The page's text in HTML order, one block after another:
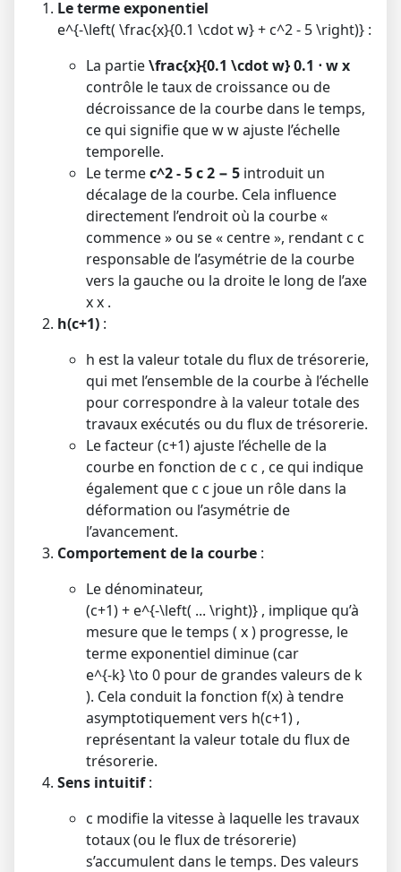
Le terme exponentiel
e^{-\left( \frac{x}{0.1 \cdot w} + c^2 - 5 \right)} :
La partie\frac{x}{0.1 \cdot w}0.1 ⋅ wx
contrôle le taux de croissance ou de
décroissance de la courbe dans le temps,
ce qui signifie quewwajuste l’échelle
temporelle.
Le termec^2 - 5c2 − 5 introduit un
décalage de la courbe. Cela influence
directement l’endroit où la courbe «
commence » ou se « centre », rendant c c
responsable de l’asymétrie de la courbe
vers la gauche ou la droite le long de l’axe
xx .
h(c+1) :
h est la valeur totale du flux de trésorerie,
qui met l’ensemble de la courbe à l’échelle
pour correspondre à la valeur totale des
travaux exécutés ou du flux de trésorerie.
Le facteur(c+1)ajuste l’échelle de la
courbe en fonction de c c , ce qui indique
également que c c joue un rôle dans la
déformation ou l’asymétrie de
l’avancement.
Comportement de la courbe :
Le dénominateur,
(c+1) + e^{-\left( ... \right)} , implique qu’à
mesure que le temps ( x) progresse, le
terme exponentiel diminue (car
e^{-k} \to 0 pour de grandes valeurs de k
). Cela conduit la fonction f(x)à tendre
asymptotiquement vers h(c+1) ,
représentant la valeur totale du flux de
trésorerie.
Sens intuitif:
c modifie la vitesse à laquelle les travaux
totaux (ou le flux de trésorerie)
s’accumulent dans le temps. Des valeurs